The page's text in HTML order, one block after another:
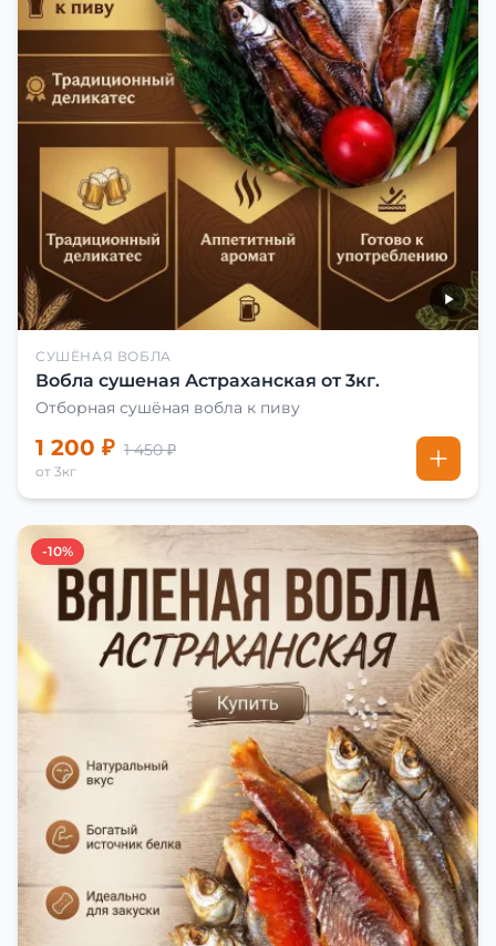
СУШЁНАЯ ВОБЛА
Вобла сушеная Астраханская от 3кг.
Отборная сушёная вобла к пиву
1 200 ₽ 1 450 ₽
от 3кг
-10%